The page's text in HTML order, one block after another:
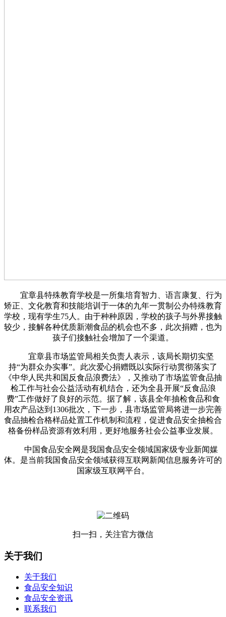
宜章县特殊教育学校是一所集培育智力、语言康复、行为
矫正、文化教育和技能培训于一体的九年一贯制公办特殊教育
学校，现有学生75人。由于种种原因，学校的孩子与外界接触
较少，接解各种优质新潮食品的机会也不多，此次捐赠，也为
孩子们接触社会增加了一个渠道。
宜章县市场监管局相关负责人表示，该局长期切实坚
持“为群众办实事”。此次爱心捐赠既以实际行动贯彻落实了
《中华人民共和国反食品浪费法》，又推动了市场监管食品抽
检工作与社会公益活动有机结合，还为全县开展“反食品浪
费”工作做好了良好的示范。据了解，该县全年抽检食品和食
用农产品达到1306批次，下一步，县市场监管局将进一步完善
食品抽检合格样品处置工作机制和流程，促进食品安全抽检合
格备份样品资源有效利用，更好地服务社会公益事业发展。
中国食品安全网是我国食品安全领域国家级专业新闻媒
体。是当前我国食品安全领域获得互联网新闻信息服务许可的
国家级互联网平台。
扫一扫，关注官方微信
关于我们
关于我们
食品安全知识
食品安全资讯
联系我们